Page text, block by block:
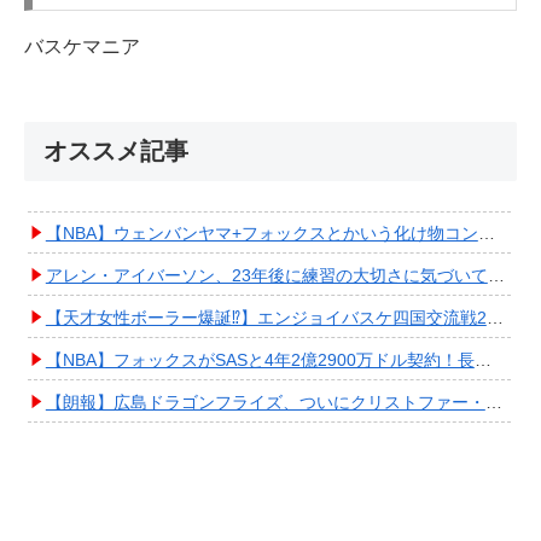
バスケマニア
オススメ記事
【NBA】ウェンバンヤマ+フォックスとかいう化け物コンビが爆誕してしまうwwwwwwwwww
アレン・アイバーソン、23年後に練習の大切さに気づいてしまうwwwwwwwwwwww
【天才女性ボーラー爆誕⁉︎】エンジョイバスケ四国交流戦2025 in 香川③ #エアボーズ #427
【NBA】フォックスがSASと4年2億2900万ドル契約！長期確保しPO進出へ期待高まる
【朗報】広島ドラゴンフライズ、ついにクリストファー・スミス獲得キタ━━━━(ﾟ∀ﾟ)━━━━!!